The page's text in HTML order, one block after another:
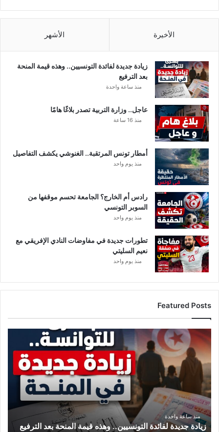
الأخيرة الأشهر
زيادة جديدة لفائدة التونسيين.. وهذه قيمة المنحة
بعد الترفيع
منذ ساعة واحدة
عاجل.. وزارة التربية تصدر بلاغًا هامًا
منذ 16 ساعة
أمطار تونس المرتقبة.. الغنوشي يكشف التفاصيل
منذ يوم واحد
رادس أم الخارج؟ الجامعة تحسم موقفها من
السوبر التونسي
منذ يوم واحد
تطورات جديدة في مفاوضات النادي الإفريقي مع
نعيم السليتي
منذ يوم واحد
Featured Posts
زيادة
جديدة
لفائدة
التونسيين..
وهذه
قيمة
المنحة
بعد
الترفيعمنذ ساعة واحدة
زيادة جديدة لفائدة التونسيين.. وهذه قيمة المنحة بعد الترفيع